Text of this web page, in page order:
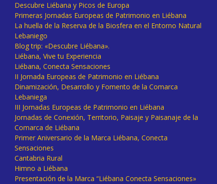
Descubre Liébana y Picos de Europa
Primeras Jornadas Europeas de Patrimonio en Liébana
La huella de la Reserva de la Biosfera en el Entorno Natural
Lebaniego
Blog trip: «Descubre Liébana».
Liébana, Vive tu Experiencia
Liébana, Conecta Sensaciones
II Jornada Europeas de Patrimonio en Liébana
Dinamización, Desarrollo y Fomento de la Comarca
Lebaniega
III Jornadas Europeas de Patrimonio en Liébana
Jornadas de Conexión, Territorio, Paisaje y Paisanaje de la
Comarca de Liébana
Primer Aniversario de la Marca Liébana, Conecta
Sensaciones
Cantabria Rural
Himno a Liébana
Presentación de la Marca “Liébana Conecta Sensaciones»